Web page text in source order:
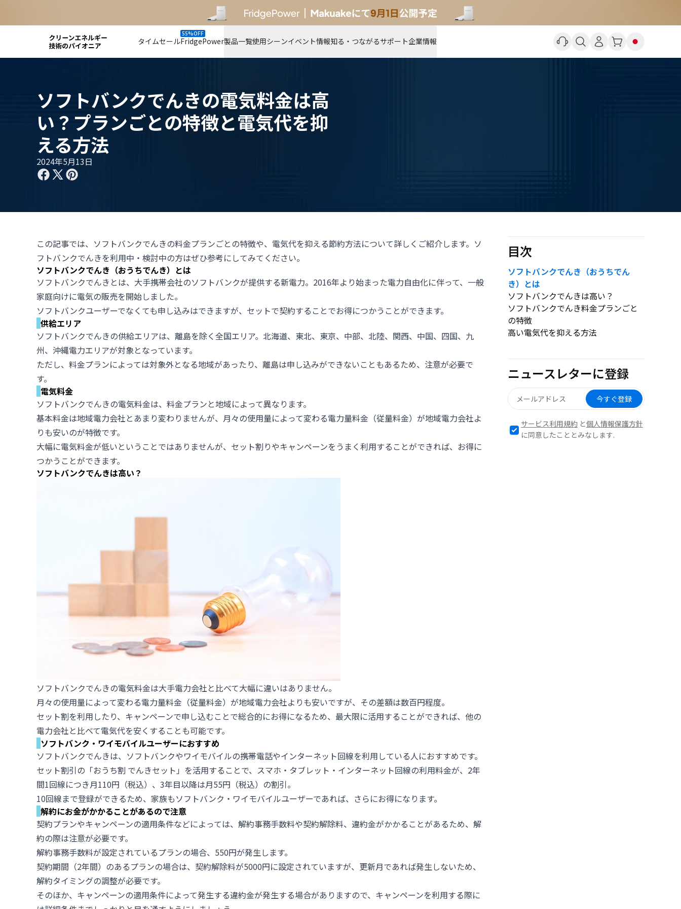
タイムセール
55%OFF
FridgePower製品一覧使用シーンイベント情報知る・つながるサポート企業情報
ソフトバンクでんきの電気料金は高
い？プランごとの特徴と電気代を抑
える方法
2024年5月13日
この記事では、ソフトバンクでんきの料金プランごとの特徴や、電気代を抑える節約方法について詳しくご紹介します。ソ
フトバンクでんきを利用中・検討中の方はぜひ参考にしてみてください。
ソフトバンクでんき（おうちでんき）とは
ソフトバンクでんきとは、大手携帯会社のソフトバンクが提供する新電力。2016年より始まった電力自由化に伴って、一般
家庭向けに電気の販売を開始しました。
ソフトバンクユーザーでなくても申し込みはできますが、セットで契約することでお得につかうことができます。
供給エリア
ソフトバンクでんきの供給エリアは、離島を除く全国エリア。北海道、東北、東京、中部、北陸、関西、中国、四国、九
州、沖縄電力エリアが対象となっています。
ただし、料金プランによっては対象外となる地域があったり、離島は申し込みができないこともあるため、注意が必要で
す。
電気料金
ソフトバンクでんきの電気料金は、料金プランと地域によって異なります。
基本料金は地域電力会社とあまり変わりませんが、月々の使用量によって変わる電力量料金（従量料金）が地域電力会社よ
りも安いのが特徴です。
大幅に電気料金が低いということではありませんが、セット割りやキャンペーンをうまく利用することができれば、お得に
つかうことができます。
ソフトバンクでんきは高い？
ソフトバンクでんきの電気料金は大手電力会社と比べて大幅に違いはありません。
月々の使用量によって変わる電力量料金（従量料金）が地域電力会社よりも安いですが、その差額は数百円程度。
セット割を利用したり、キャンペーンで申し込むことで総合的にお得になるため、最大限に活用することができれば、他の
電力会社と比べて電気代を安くすることも可能です。
ソフトバンク・ワイモバイルユーザーにおすすめ
ソフトバンクでんきは、ソフトバンクやワイモバイルの携帯電話やインターネット回線を利用している人におすすめです。
セット割引の「おうち割 でんきセット」を活用することで、スマホ・タブレット・インターネット回線の利用料金が、2年
間1回線につき月110円（税込）、3年目以降は月55円（税込）の割引。
10回線まで登録ができるため、家族もソフトバンク・ワイモバイルユーザーであれば、さらにお得になります。
解約にお金がかかることがあるので注意
契約プランやキャンペーンの適用条件などによっては、解約事務手数料や契約解除料、違約金がかかることがあるため、解
約の際は注意が必要です。
解約事務手数料が設定されているプランの場合、550円が発生します。
契約期間（2年間）のあるプランの場合は、契約解除料が5000円に設定されていますが、更新月であれば発生しないため、
解約タイミングの調整が必要です。
そのほか、キャンペーンの適用条件によって発生する違約金が発生する場合がありますので、キャンペーンを利用する際に
目次
ソフトバンクでんき（おうちでん
き）とは
ソフトバンクでんきは高い？
ソフトバンクでんき料金プランごと
の特徴
高い電気代を抑える方法
ニュースレターに登録
今すぐ登録
サービス利用規約 と個人情報保護方針
に同意したこととみなします.